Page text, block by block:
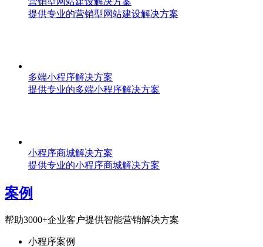
提供专业的营销型网站建设解决方案
多端小程序解决方案
提供专业的多端小程序解决方案
小程序商城解决方案
提供专业的小程序商城解决方案
案例
帮助3000+企业客户提供智能营销解决方案
小程序案例